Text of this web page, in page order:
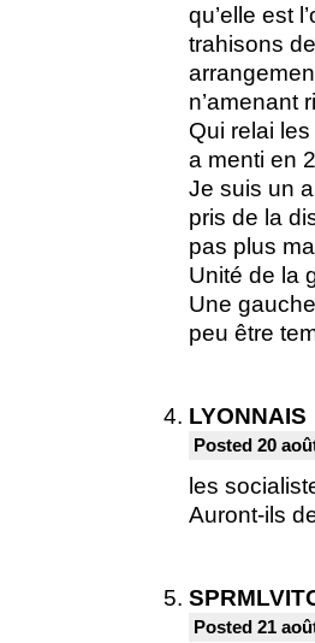
qu’elle est
trahisons
n’amenant
Qui relai
a menti en
Je suis un
pris de la
pas plus
Unité de la
Une
peu être
LYONNAIS
Posted 20
les
Auront-ils
Posted 21